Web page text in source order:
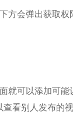
方会弹出获取权
就可以添加可能
看别人发布的视